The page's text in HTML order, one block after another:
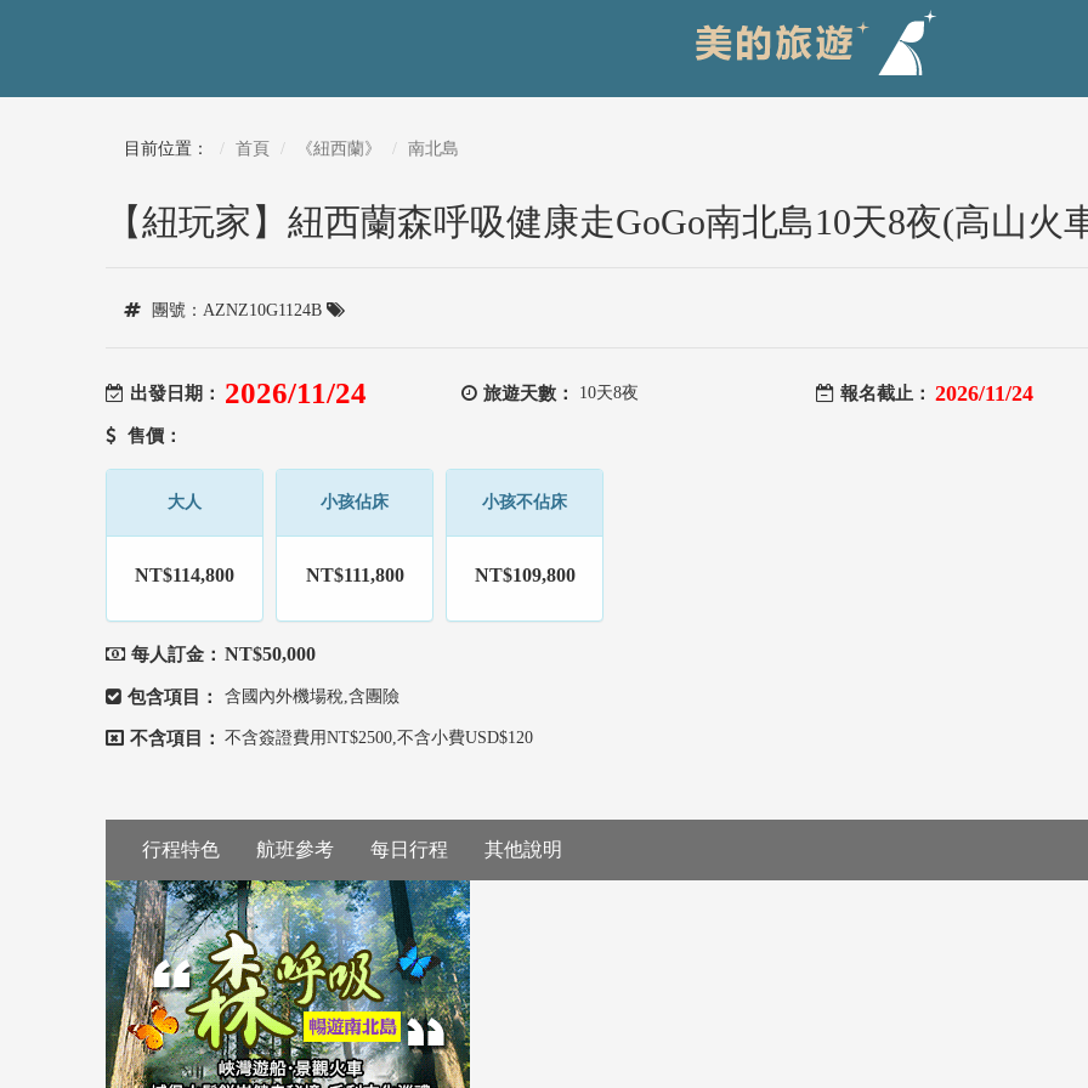
目前位置： 首頁 《紐西蘭》 南北島
【紐玩家】紐西蘭森呼吸健康走GoGo南北島10天8夜(高山
團號：AZNZ10G1124B
出發日期： 2026/11/24 旅遊天數： 10天8夜 報名截止： 2026/11/24
售價：
大人
NT$114,800
小孩佔床
NT$111,800
小孩不佔床
NT$109,800
每人訂金： NT$50,000
包含項目： 含國內外機場稅,含團險
不含項目： 不含簽證費用NT$2500,不含小費USD$120
行程特色 航班參考 每日行程 其他說明